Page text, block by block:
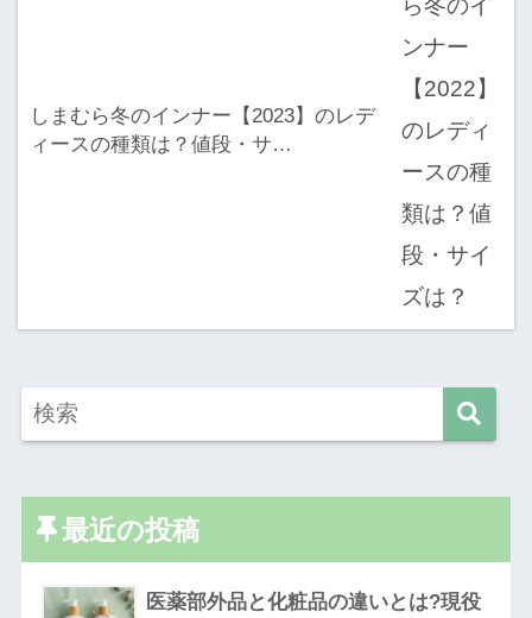
しまむら冬のインナー【2023】のレデ
ィースの種類は？値段・サ…
最近の投稿
医薬部外品と化粧品の違いとは?現役